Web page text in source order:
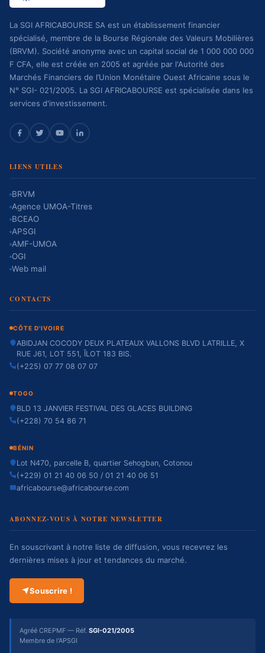
La SGI AFRICABOURSE SA est un établissement financier
spécialisé, membre de la Bourse Régionale des Valeurs Mobilières
(BRVM). Société anonyme avec un capital social de 1 000 000 000
F CFA, elle est créée en 2005 et agréée par l'Autorité des
Marchés Financiers de l’Union Monétaire Ouest Africaine sous le
N° SGI- 021/2005. La SGI AFRICABOURSE est spécialisée dans les
services d'investissement.
LIENS UTILES
BRVM
Agence UMOA-Titres
BCEAO
APSGI
AMF-UMOA
OGI
Web mail
CONTACTS
CÔTE D'IVOIRE
ABIDJAN COCODY DEUX PLATEAUX VALLONS BLVD LATRILLE, X
RUE J61, LOT 551, ÎLOT 183 BIS.
(+225) 07 77 08 07 07
TOGO
BLD 13 JANVIER FESTIVAL DES GLACES BUILDING
(+228) 70 54 86 71
BÉNIN
Lot N470, parcelle B, quartier Sehogban, Cotonou
(+229) 01 21 40 06 50 / 01 21 40 06 51
africabourse@africabourse.com
ABONNEZ-VOUS À NOTRE NEWSLETTER
En souscrivant à notre liste de diffusion, vous recevrez les
dernières mises à jour et tendances du marché.
Souscrire !
Agréé CREPMF — Réf. SGI-021/2005
Membre de l'APSGI